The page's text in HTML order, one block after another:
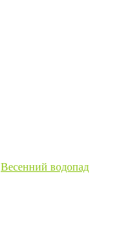
Весенний водопад